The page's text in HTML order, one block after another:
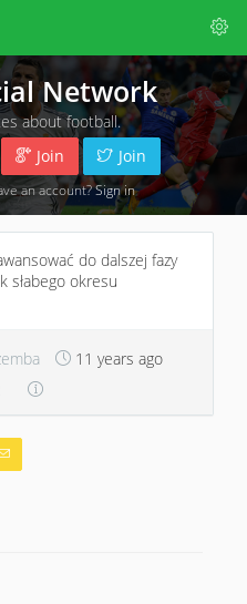
Network
about football.
Join Join
an account?Sign in
do dalszej fazy
słabego okresu
11 years ago